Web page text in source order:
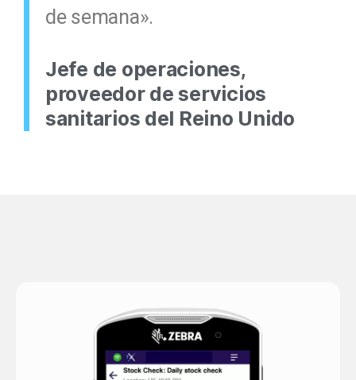
de semana».
Jefe de operaciones,
proveedor de servicios
sanitarios del Reino Unido